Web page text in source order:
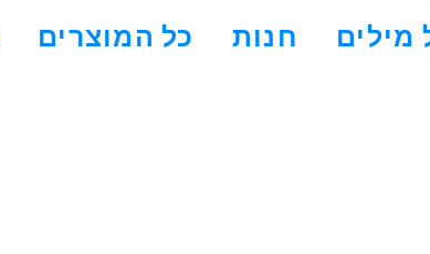
מילים חנות כל המוצרים